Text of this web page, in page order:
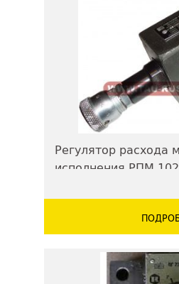
Регулятор расхода
исполнения РПМ 102